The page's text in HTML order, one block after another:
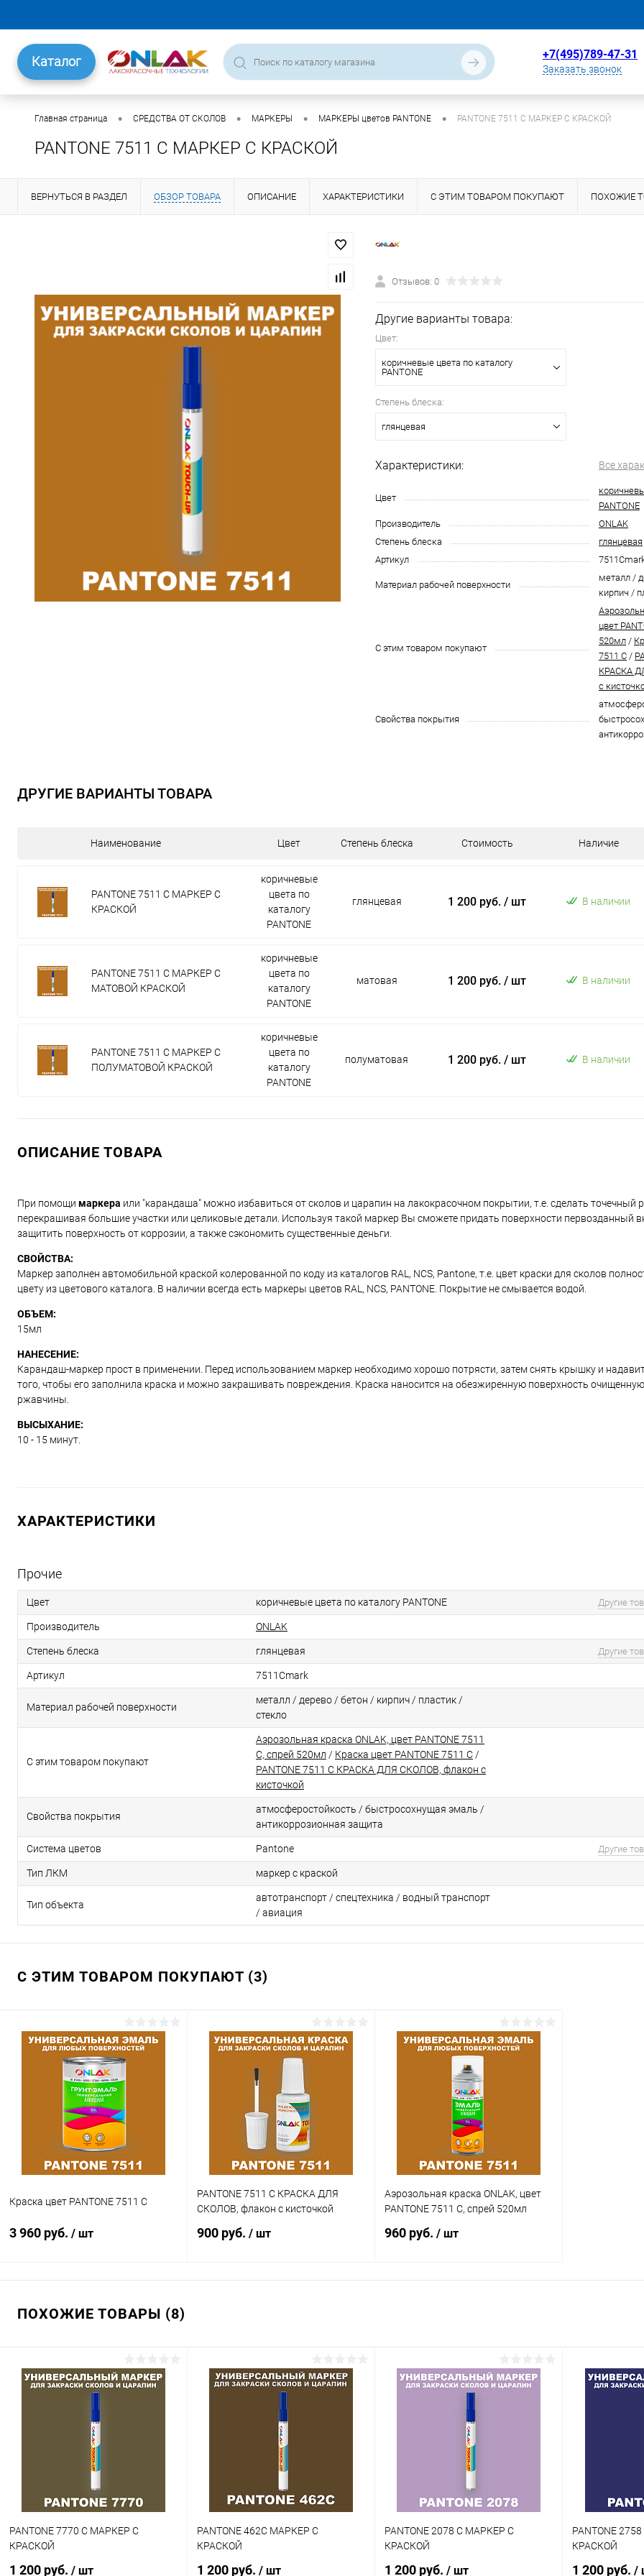
Каталог +7(495)789-47-31
Заказать звонок
Главная страница • СРЕДСТВА ОТ СКОЛОВ • МАРКЕРЫ • МАРКЕРЫ цветов PANTONE • PANTONE 7511 C МАРКЕР С КРАСКОЙ
PANTONE 7511 C МАРКЕР С КРАСКОЙ
ВЕРНУТЬСЯ В РАЗДЕЛ ОБЗОР ТОВАРА ОПИСАНИЕ ХАРАКТЕРИСТИКИ С ЭТИМ ТОВАРОМ ПОКУПАЮТ ПОХОЖИЕ
Отзывов: 0
Другие варианты товара:
Цвет:
коричневые цвета по каталогу
PANTONE
Степень блеска:
глянцевая
Характеристики: Все
Цвет
PANTONE
Производитель
ONLAK
Степень блеска
глянцевая
Артикул
Материал рабочей поверхности
металл /
кирпич /
С этим товаром покупают
цвет
520мл /
7511 C /
КРАСКА
с
Свойства покрытия
ДРУГИЕ ВАРИАНТЫ ТОВАРА
Наименование Цвет Степень блеска Стоимость Наличие
PANTONE 7511 C МАРКЕР С
КРАСКОЙ
коричневые
цвета по
каталогу
PANTONE
глянцевая 1 200 руб. / шт В наличии
PANTONE 7511 C МАРКЕР С
МАТОВОЙ КРАСКОЙ
коричневые
цвета по
каталогу
PANTONE
матовая 1 200 руб. / шт В наличии
PANTONE 7511 C МАРКЕР С
ПОЛУМАТОВОЙ КРАСКОЙ
коричневые
цвета по
каталогу
PANTONE
полуматовая 1 200 руб. / шт В наличии
ОПИСАНИЕ ТОВАРА
При помощи маркера или "карандаша" можно избавиться от сколов и царапин на лакокрасочном покрытии, т.е. сделать точечный
перекрашивая большие участки или целиковые детали. Используя такой маркер Вы сможете придать поверхности первозданный
защитить поверхность от коррозии, а также сэкономить существенные деньги.
СВОЙСТВА:
Маркер заполнен автомобильной краской колерованной по коду из каталогов RAL, NCS, Pantone, т.е. цвет краски для сколов
цвету из цветового каталога. В наличии всегда есть маркеры цветов RAL, NCS, PANTONE. Покрытие не смывается водой.
ОБЪЕМ:
15мл
НАНЕСЕНИЕ:
Карандаш-маркер прост в применении. Перед использованием маркер необходимо хорошо потрясти, затем снять крышку и
того, чтобы его заполнила краска и можно закрашивать повреждения. Краска наносится на обезжиренную поверхность
ржавчины.
ВЫСЫХАНИЕ:
10 - 15 минут.
ХАРАКТЕРИСТИКИ
Прочие
Цвет коричневые цвета по каталогу PANTONE Другие
Производитель ONLAK
Степень блеска глянцевая Другие
Артикул 7511Cmark
Материал рабочей поверхности
металл / дерево / бетон / кирпич / пластик /
стекло
С этим товаром покупают
Аэрозольная краска ONLAK, цвет PANTONE 7511
C, спрей 520мл / Краска цвет PANTONE 7511 C /
PANTONE 7511 C КРАСКА ДЛЯ СКОЛОВ, флакон с
кисточкой
Свойства покрытия
атмосферостойкоcть / быстросохнущая эмаль /
антикоррозионная защита
Система цветов Pantone Другие
Тип ЛКМ маркер с краской
Тип объекта
автотранспорт / спецтехника / водный транспорт
/ авиация
С ЭТИМ ТОВАРОМ ПОКУПАЮТ (3)
Краска цвет PANTONE 7511 C
3 960 руб. / шт
Цвет:
полуматовая
PANTONE 7511 C КРАСКА ДЛЯ
СКОЛОВ, флакон с кисточкой
900 руб. / шт
Цвет:
матовая
Аэрозольная краска ONLAK, цвет
PANTONE 7511 C, спрей 520мл
960 руб. / шт
Цвет:
ПОХОЖИЕ ТОВАРЫ (8)
PANTONE 7770 C МАРКЕР С
КРАСКОЙ
1 200 руб. / шт
PANTONE 462C МАРКЕР С
КРАСКОЙ
1 200 руб. / шт
PANTONE 2078 C МАРКЕР С
КРАСКОЙ
1 200 руб. / шт
PANTONE
КРАСКОЙ
1 200 руб. /